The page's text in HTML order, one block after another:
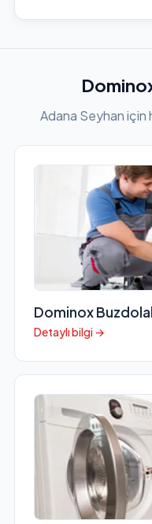
Adana Seyhan için
Dominox
Detaylı bilgi →